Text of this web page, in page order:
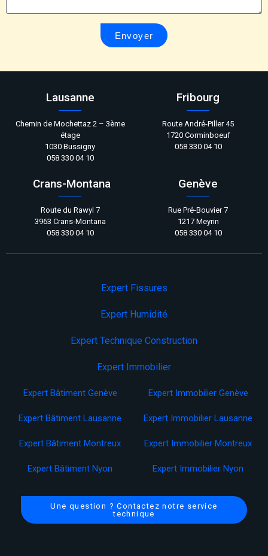
Envoyer
Lausanne
Chemin de Mochettaz 2 – 3ème
étage
1030 Bussigny
058 330 04 10
Fribourg
Route André-Piller 45
1720 Corminboeuf
058 330 04 10
Crans-Montana
Route du Rawyl 7
3963 Crans-Montana
058 330 04 10
Genève
Rue Pré-Bouvier 7
1217 Meyrin
058 330 04 10
Expert Fissures
Expert Humidité
Expert Technique Construction
Expert Immobilier
Expert Bâtiment Genève
Expert Bâtiment Lausanne
Expert Bâtiment Montreux
Expert Bâtiment Nyon
Expert Immobilier Genève
Expert Immobilier Lausanne
Expert Immobilier Montreux
Expert Immobilier Nyon
Une question ? Contactez notre service
technique